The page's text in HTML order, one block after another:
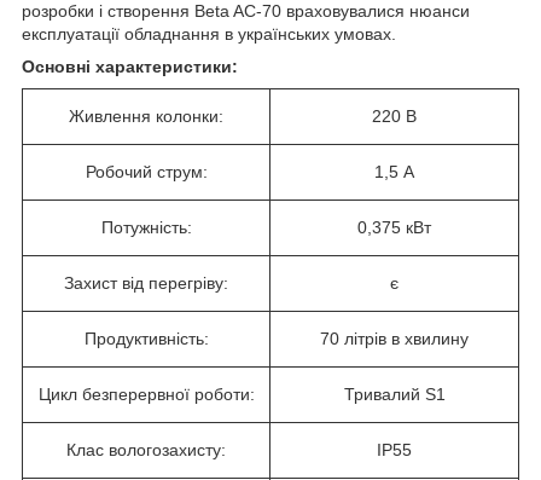
розробки і створення Beta AC-70 враховувалися нюанси
експлуатації обладнання в українських умовах.
Основні характеристики:
Живлення колонки: 220 В
Робочий струм: 1,5 А
Потужність: 0,375 кВт
Захист від перегріву: є
Продуктивність: 70 літрів в хвилину
Цикл безперервної роботи: Тривалий S1
Клас вологозахисту: IP55